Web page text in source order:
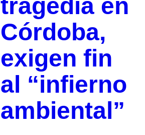
tragedia en
Córdoba,
exigen fin
al “infierno
ambiental”